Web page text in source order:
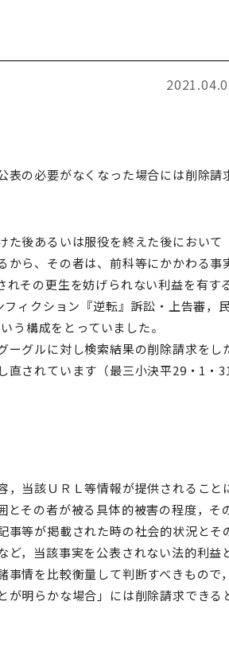
表の必要がなくなった場合には削除請
た後あるいは服役を終えた後において
から、その者は、前科等にかかわる事
その更生を妨げられない利益を有す
ィクション『逆転』訴訟・上告審，
う構成をとっていました。
ーグルに対し検索結果の削除請求をし
されています（最三小決平29・1・
，当該ＵＲＬ等情報が提供されること
とその者が被る具体的被害の程度，そ
事等が掲載された時の社会的状況とそ
，当該事実を公表されない法的利益
情を比較衡量して判断すべきもので，
明らかな場合」には削除請求できる